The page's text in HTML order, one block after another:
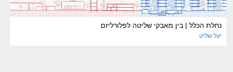
נחלת הכלל | בין מאבקי שליטה לפלורליזם
יעלשליט